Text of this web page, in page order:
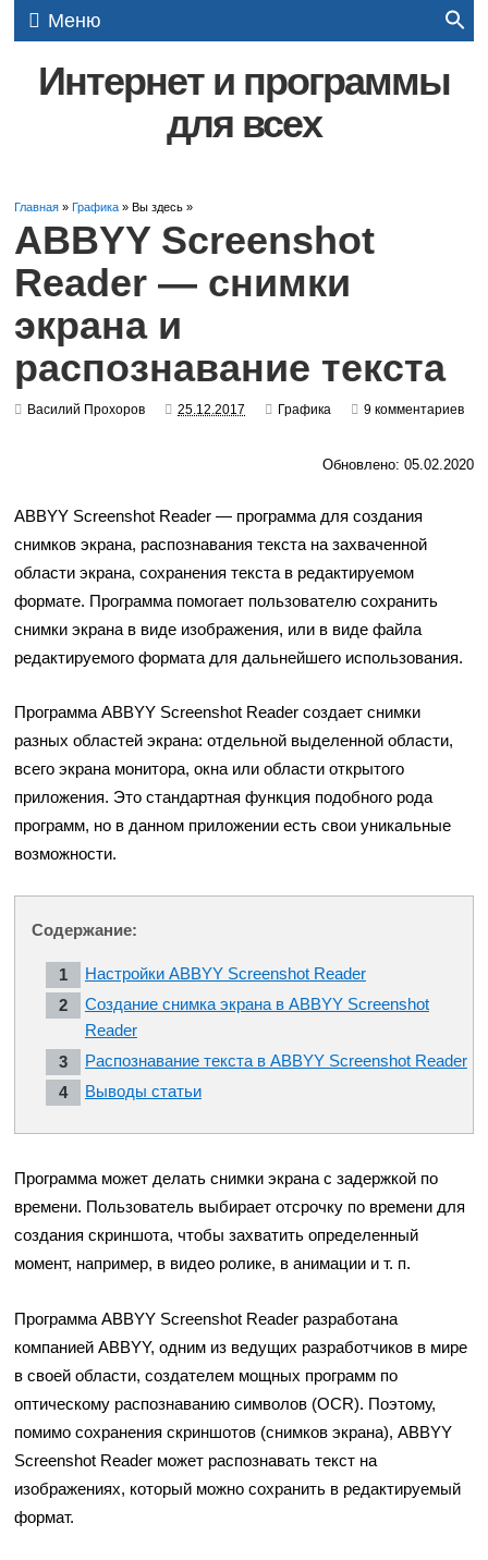
Меню
Интернет и программы
для всех
Главная »Графика » Вы здесь »
ABBYY Screenshot
Reader — снимки
экрана и
распознавание текста
Василий Прохоров 25.12.2017 Графика 9 комментариев
Обновлено: 05.02.2020
ABBYY Screenshot Reader — программа для создания
снимков экрана, распознавания текста на захваченной
области экрана, сохранения текста в редактируемом
формате. Программа помогает пользователю сохранить
снимки экрана в виде изображения, или в виде файла
редактируемого формата для дальнейшего использования.
Программа ABBYY Screenshot Reader создает снимки
разных областей экрана: отдельной выделенной области,
всего экрана монитора, окна или области открытого
приложения. Это стандартная функция подобного рода
программ, но в данном приложении есть свои уникальные
возможности.
Содержание:
Настройки ABBYY Screenshot Reader
Создание снимка экрана в ABBYY Screenshot
Reader
Распознавание текста в ABBYY Screenshot Reader
Выводы статьи
Программа может делать снимки экрана с задержкой по
времени. Пользователь выбирает отсрочку по времени для
создания скриншота, чтобы захватить определенный
момент, например, в видео ролике, в анимации и т. п.
Программа ABBYY Screenshot Reader разработана
компанией ABBYY, одним из ведущих разработчиков в мире
в своей области, создателем мощных программ по
оптическому распознаванию символов (OCR). Поэтому,
помимо сохранения скриншотов (снимков экрана), ABBYY
Screenshot Reader может распознавать текст на
изображениях, который можно сохранить в редактируемый
формат.